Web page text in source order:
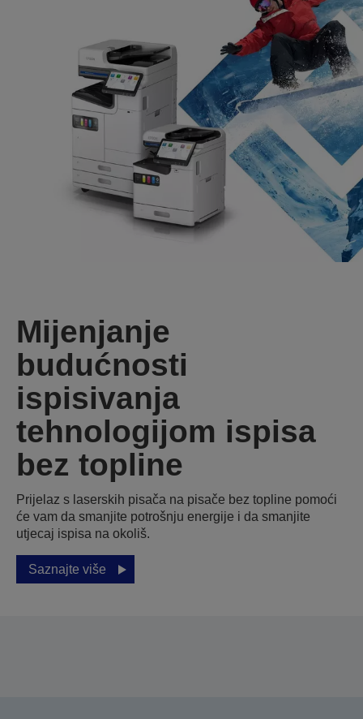
Mijenjanje
budućnosti
ispisivanja
tehnologijom ispisa
bez topline
Prijelaz s laserskih pisača na pisače bez topline pomoći
će vam da smanjite potrošnju energije i da smanjite
utjecaj ispisa na okoliš.
Saznajte više